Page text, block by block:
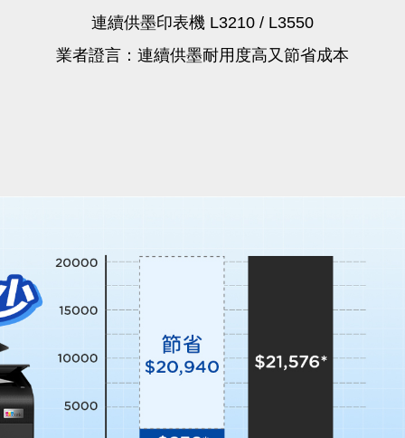
連續供墨印表機 L3210 / L3550
業者證言：連續供墨耐用度高又節省成本